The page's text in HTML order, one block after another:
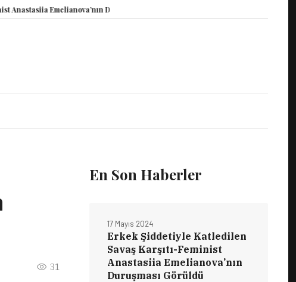
Emelianova’nın Duruşması Görüldü
31
En Son Haberler
Erkek Şiddetiyle Katledilen
Savaş Karşıtı-Feminist
Anastasiia Emelianova’nın
Duruşması Görüldü
17 Mayıs 2024